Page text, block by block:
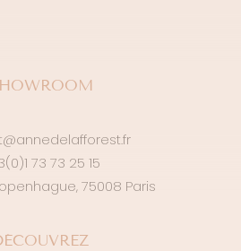
73 73 25 15
75008 Paris